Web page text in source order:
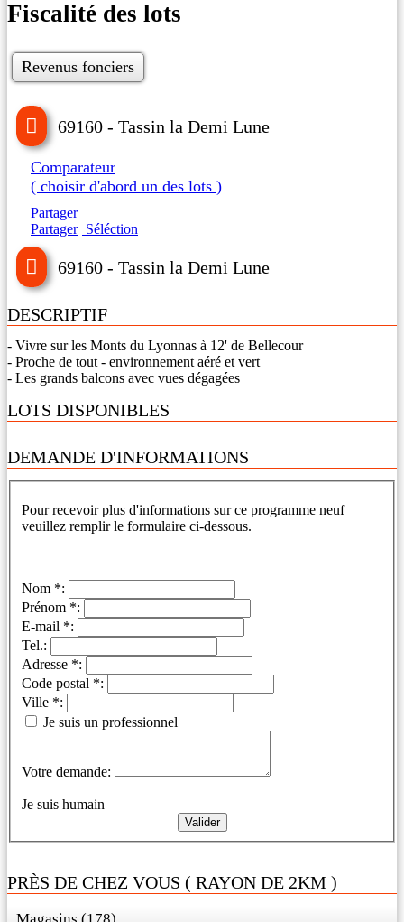
Fiscalité des lots
Revenus fonciers
69160 - Tassin la Demi Lune
Comparateur
( choisir d'abord un des lots )
Partager
Partager Séléction
69160 - Tassin la Demi Lune
DESCRIPTIF
- Vivre sur les Monts du Lyonnas à 12' de Bellecour
- Proche de tout - environnement aéré et vert
- Les grands balcons avec vues dégagées
LOTS DISPONIBLES
DEMANDE D'INFORMATIONS
Pour recevoir plus d'informations sur ce programme neuf
veuillez remplir le formulaire ci-dessous.
Nom *:
Prénom *:
E-mail *:
Tel.:
Adresse *:
Code postal *:
Ville *:
Je suis un professionnel
Votre demande:
Je suis humain
PRÈS DE CHEZ VOUS ( RAYON DE 2KM )
Magasins (178)